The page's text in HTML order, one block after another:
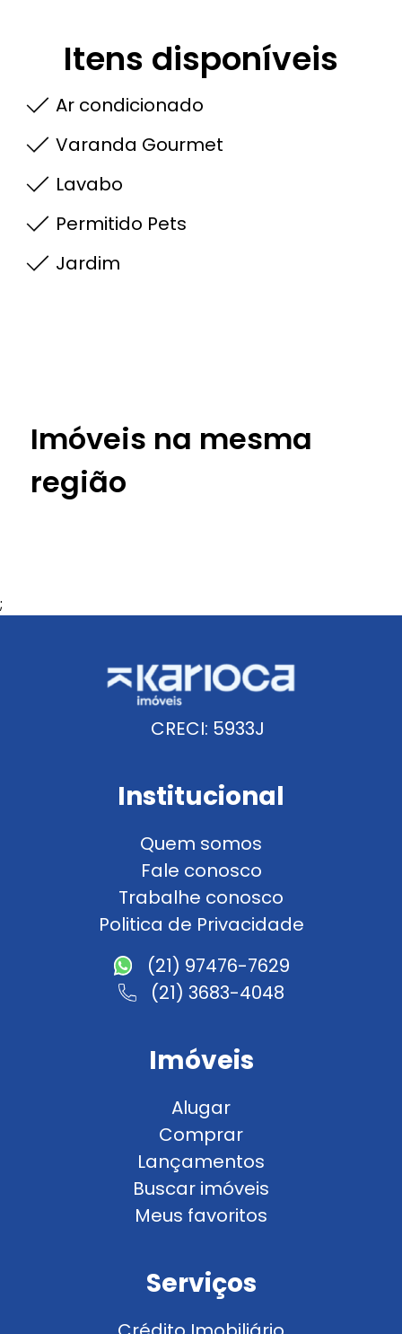
Itens disponíveis
Ar condicionado
Varanda Gourmet
Lavabo
Permitido Pets
Jardim
Imóveis na mesma
região
;
CRECI: 5933J
Institucional
Quem somos
Fale conosco
Trabalhe conosco
Politica de Privacidade
(21) 97476-7629
(21) 3683-4048
Imóveis
Alugar
Comprar
Lançamentos
Buscar imóveis
Meus favoritos
Serviços